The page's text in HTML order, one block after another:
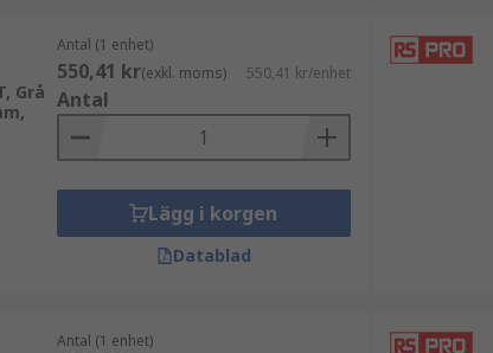
Grå
Antal (1 enhet)
550,41 kr(exkl. moms) 550,41 kr/enhet
Antal
Lägg i korgen
Datablad
Antal (1 enhet)